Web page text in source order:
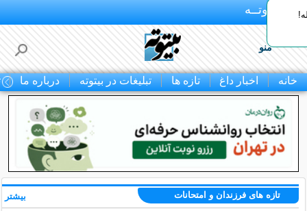
بـیتوتــه
منو
خانه اخبار داغ تازه ها تبلیغات در بیتوته درباره ما
تازه های فرزندان و امتحانات بیشتر